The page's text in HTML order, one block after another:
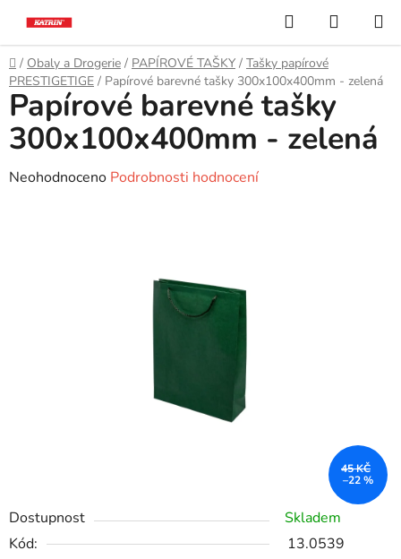
obsah
Hledat
KOŠÍK
Domů
/ Obaly a Drogerie / PAPÍROVÉ TAŠKY / Tašky papírové
PRESTIGETIGE / Papírové barevné tašky 300x100x400mm - zelená
Dostupnost
Skladem
Kód:
13.0539
Papírové barevné tašky
300x100x400mm - zelená
Průměrné
Neohodnoceno Podrobnosti hodnocení
45 KČ
–22 %